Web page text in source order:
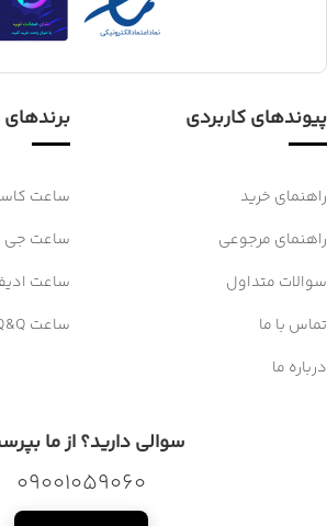
پیوندهای کاربردی
راهنمای خرید
راهنمای مرجوعی
سوالات متداول
تماس با ما
درباره ما
ساعت
ساعت جی
ساعت
ساعت Q&Q
سوالی دارید؟ از ما
09001059060